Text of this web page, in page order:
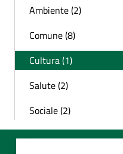
Ambiente (2)
Comune (8)
Cultura (1)
Salute (2)
Sociale (2)